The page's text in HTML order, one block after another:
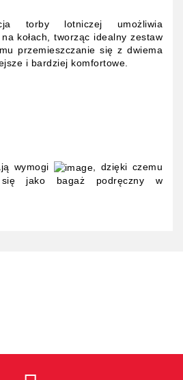
torby lotniczej umożliwia
kołach, tworząc idealny zestaw
przemieszczanie się z dwiema
i bardziej komfortowe.
wymogi
, dzięki czemu
się jako bagaż podręczny w